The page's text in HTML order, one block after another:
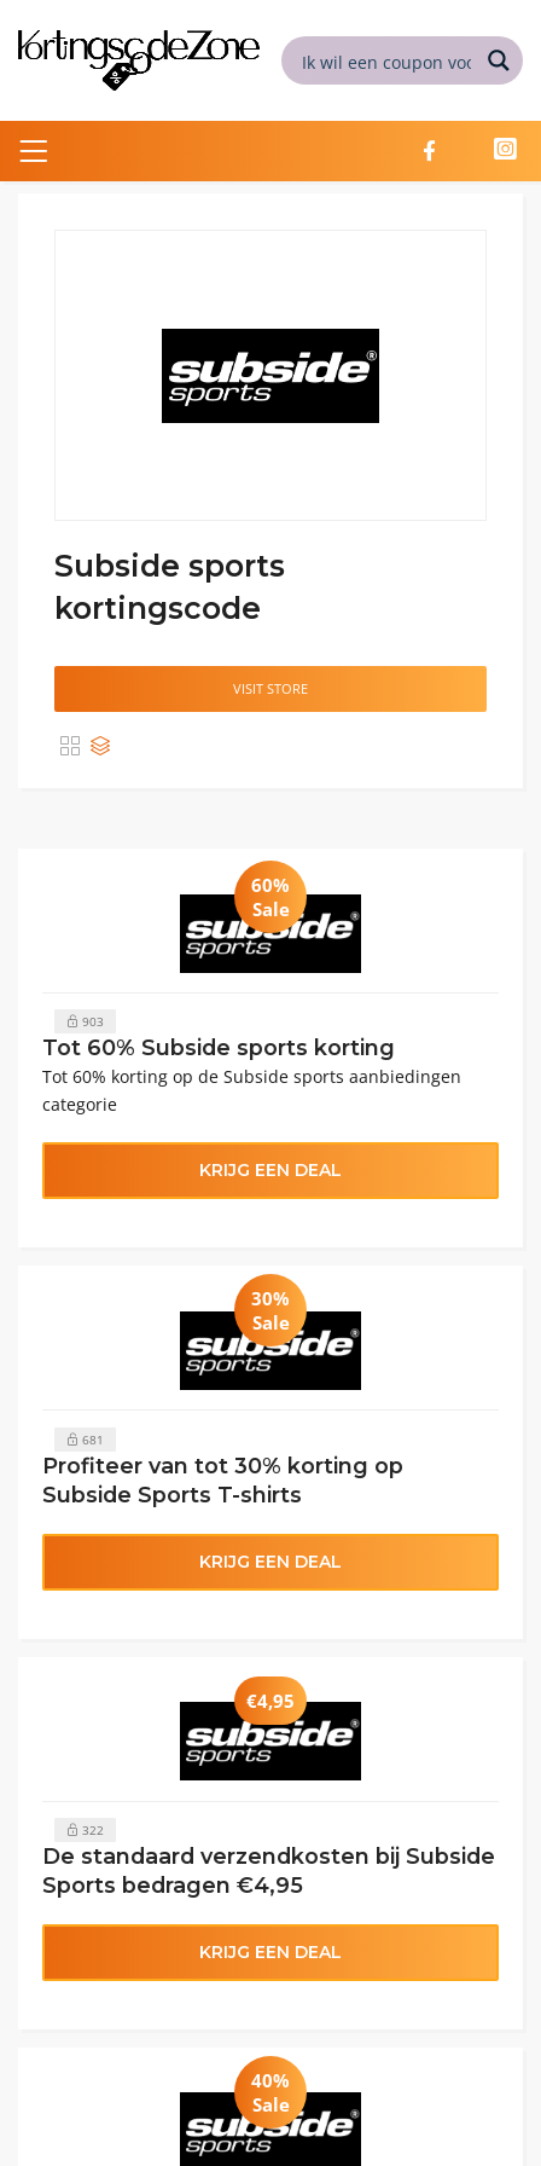
Subside sports
kortingscode
VISIT STORE
60%
Sale
903
Tot 60% Subside sports korting
Tot 60% korting op de Subside sports aanbiedingen
categorie
KRIJG EEN DEAL
30%
Sale
681
Profiteer van tot 30% korting op
Subside Sports T-shirts
KRIJG EEN DEAL
€4,95
322
De standaard verzendkosten bij Subside
Sports bedragen €4,95
KRIJG EEN DEAL
40%
Sale